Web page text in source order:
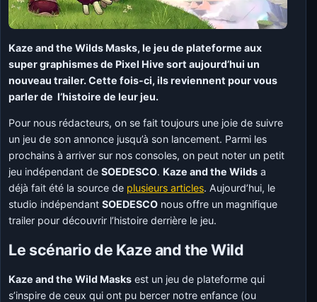
Kaze and the Wilds Masks, le jeu de plateforme aux
super graphismes de Pixel Hive sort aujourd’hui un
nouveau trailer. Cette fois-ci, ils reviennent pour vous
parler de l’histoire de leur jeu.
Pour nous rédacteurs, on se fait toujours une joie de suivre
un jeu de son annonce jusqu’à son lancement. Parmi les
prochains à arriver sur nos consoles, on peut noter un petit
jeu indépendant deSOEDESCO. Kaze and the Wilds a
déjà fait été la source de plusieurs articles. Aujourd’hui, le
studio indépendantSOEDESCO nous offre un magnifique
trailer pour découvrir l’histoire derrière le jeu.
Le scénario de Kaze and the Wild
Kaze and the Wild Masks est un jeu de plateforme qui
s’inspire de ceux qui ont pu bercer notre enfance (ou